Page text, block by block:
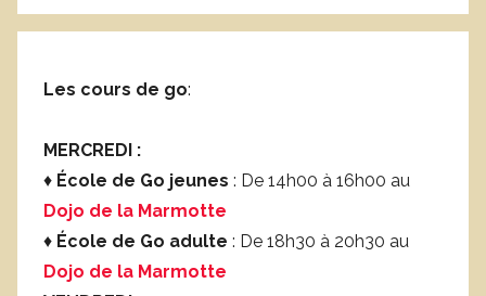
Les cours de go:
MERCREDI :
♦ École de Go jeunes : De 14h00 à 16h00 au
Dojo de la Marmotte
♦ École de Go adulte : De 18h30 à 20h30 au
Dojo de la Marmotte